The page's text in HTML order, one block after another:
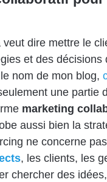
veut dire mettre le
et des décisions
le nom de mon blog,
une partie
marketing
aussi bien la
ne concerne
, les clients, les
chercher des